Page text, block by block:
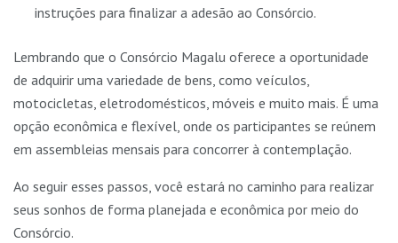
instruções para finalizar a adesão ao Consórcio.
Lembrando que o Consórcio Magalu oferece a oportunidade
de adquirir uma variedade de bens, como veículos,
motocicletas, eletrodomésticos, móveis e muito mais. É uma
opção econômica e flexível, onde os participantes se reúnem
em assembleias mensais para concorrer à contemplação.
Ao seguir esses passos, você estará no caminho para realizar
seus sonhos de forma planejada e econômica por meio do
Consórcio.